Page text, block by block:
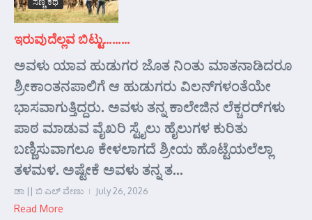
ಇರುವುದೆಲ್ಲವ ಬಿಟ್ಟು………
ಅವಳು ಯಾವ ಹುಡುಗರ ಜೊತ ನಿಂತು ಮಾತನಾಡಿದರೂ
ಶ್ರೀಕಾಂತನಪಾಲಿಗೆ ಆ ಹುಡುಗರು ವಿಲನ್‌ಗಳಂತೆಯೇ
ಭಾಸವಾಗುತ್ತಿದ್ದರು. ಅವಳು ತನ್ನ ಕಾಲೇಜಿನ ಲೆಕ್ಚರರ್‌ಗಳು
ಪಾಠ ಮಾಡುವ ವೈಖರಿ ಸ್ಟೈಲು ಹೈಲುಗಳ ಕುರಿತು
ಬಣ್ಣಿಸುವಾಗಲೂ ಕೇಳಲಾಗದೆ ಶ್ರೀಯ ಹೊಟ್ಟೆಯಲೆಲ್ಲಾ
ತಳಮಳ. ಅಷ್ಟೇಕೆ ಅವಳು ತನ್ನ ತ...
ಡಾ || ಬಿ ಎಲ್ ವೇಣು July 26, 2026
Read More